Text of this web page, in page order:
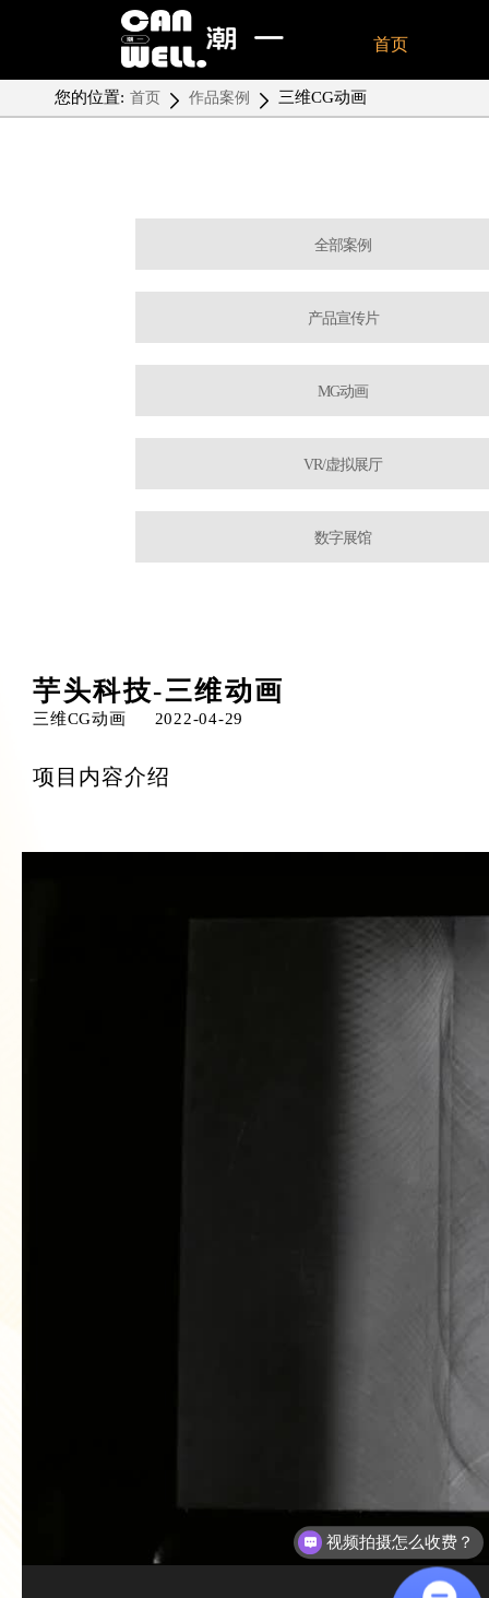
首页
您的位置: 首页 作品案例 三维CG动画
全部案例
产品宣传片
MG动画
VR/虚拟展厅
数字展馆
芋头科技-三维动画
三维CG动画 2022-04-29
项目内容介绍
视频拍摄怎么收费？